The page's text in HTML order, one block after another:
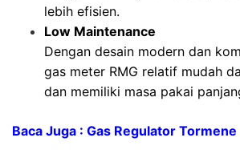
lebih efisien.
Low Maintenance
Dengan desain modern dan
gas meter RMG relatif mudah
dan memiliki masa pakai
Baca Juga : Gas Regulator Tormene